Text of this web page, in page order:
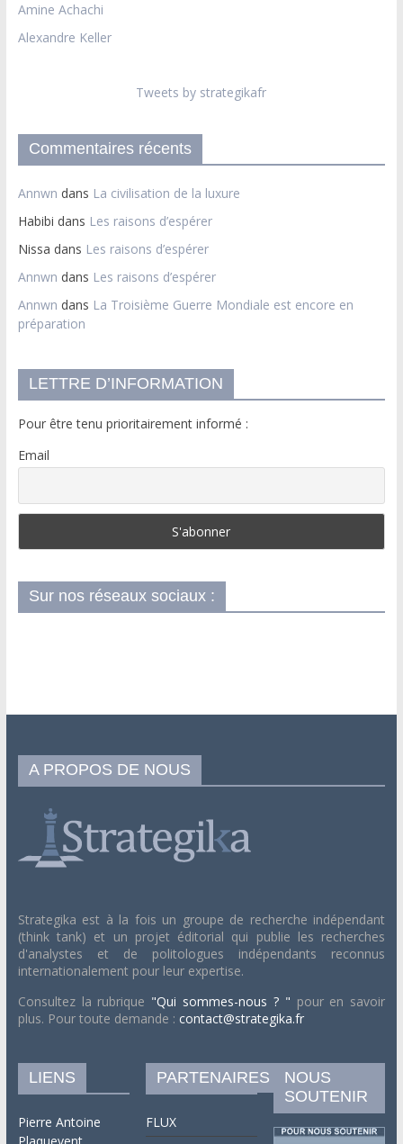
Amine Achachi
Alexandre Keller
Tweets by strategikafr
Commentaires récents
Annwn dans La civilisation de la luxure
Habibi dans Les raisons d’espérer
Nissa dans Les raisons d’espérer
Annwn dans Les raisons d’espérer
Annwn dans La Troisième Guerre Mondiale est encore en
préparation
LETTRE D’INFORMATION
Pour être tenu prioritairement informé :
Email
Sur nos réseaux sociaux :
A PROPOS DE NOUS
Strategika est à la fois un groupe de recherche indépendant
(think tank) et un projet éditorial qui publie les recherches
d'analystes et de politologues indépendants reconnus
internationalement pour leur expertise.
Consultez la rubrique "Qui sommes-nous ? " pour en savoir
plus. Pour toute demande : contact@strategika.fr
LIENS
Pierre Antoine
PARTENAIRES
FLUX
NOUS
SOUTENIR